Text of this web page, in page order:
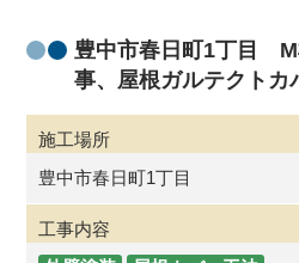
豊中市春日町1丁目
事、屋根ガルテクト
施工場所
豊中市春日町1丁目
工事内容